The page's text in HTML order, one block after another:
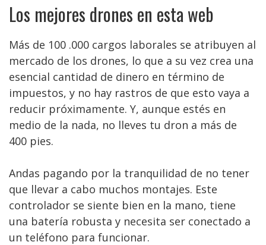
Los mejores drones en esta web
Más de 100 .000 cargos laborales se atribuyen al
mercado de los drones, lo que a su vez crea una
esencial cantidad de dinero en término de
impuestos, y no hay rastros de que esto vaya a
reducir próximamente. Y, aunque estés en
medio de la nada, no lleves tu dron a más de
400 pies.
Andas pagando por la tranquilidad de no tener
que llevar a cabo muchos montajes. Este
controlador se siente bien en la mano, tiene
una batería robusta y necesita ser conectado a
un teléfono para funcionar.